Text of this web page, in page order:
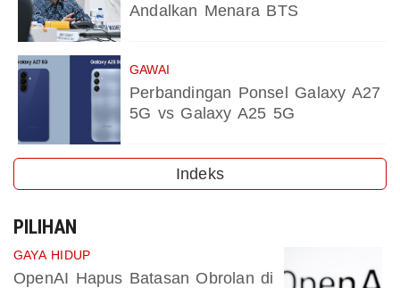
Andalkan Menara BTS
GAWAI
Perbandingan Ponsel Galaxy A27
5G vs Galaxy A25 5G
Indeks
PILIHAN
GAYA HIDUP
OpenAI Hapus Batasan Obrolan di